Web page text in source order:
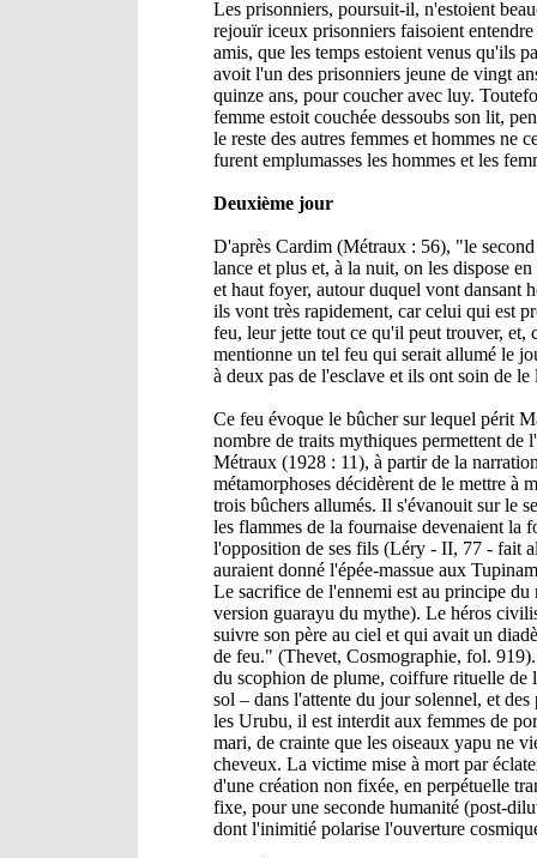
Les prisonniers, poursuit-il, n'estoient
rejouïr iceux prisonniers faisoient
amis, que les temps estoient venus qu'ils
avoit l'un des prisonniers jeune de vingt
quinze ans, pour coucher avec luy.
femme estoit couchée dessoubs son lit,
le reste des autres femmes et hommes ne
furent emplumasses les hommes et les
Deuxième jour
D'après Cardim (Métraux : 56), "le
lance et plus et, à la nuit, on les dispose
et haut foyer, autour duquel vont dansant
ils vont très rapidement, car celui qui est
feu, leur jette tout ce qu'il peut trouver, et,
mentionne un tel feu qui serait allumé le
à deux pas de l'esclave et ils ont soin de
Ce feu évoque le bûcher sur lequel périt
nombre de traits mythiques permettent de
Métraux (1928 : 11), à partir de la
métamorphoses décidèrent de le mettre à
trois bûchers allumés. Il s'évanouit sur le
les flammes de la fournaise devenaient la
l'opposition de ses fils (Léry - II, 77 - fait
auraient donné l'épée-massue aux
Le sacrifice de l'ennemi est au principe
version guarayu du mythe). Le héros
suivre son père au ciel et qui avait un
de feu." (Thevet, Cosmographie, fol.
du scophion de plume, coiffure rituelle
sol – dans l'attente du jour solennel, et
les Urubu, il est interdit aux femmes de
mari, de crainte que les oiseaux yapu ne
cheveux. La victime mise à mort par
d'une création non fixée, en perpétuelle
fixe, pour une seconde humanité (post-
dont l'inimitié polarise l'ouverture